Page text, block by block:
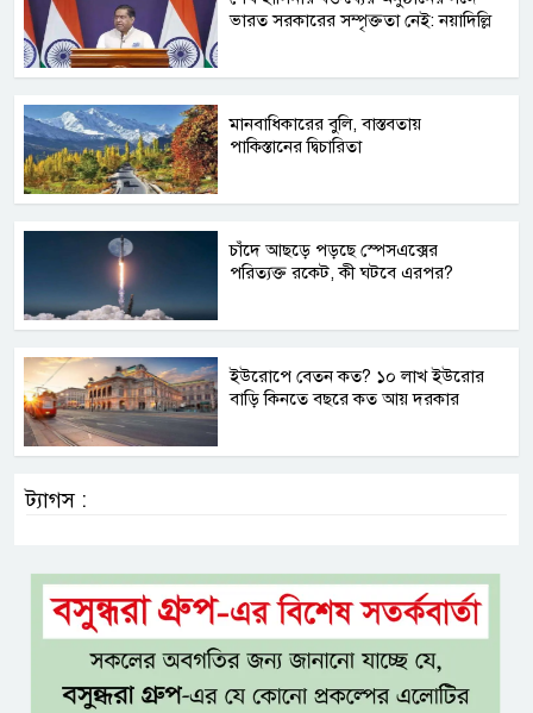
ভারত সরকারের সম্পৃক্ততা নেই: নয়াদিল্লি
মানবাধিকারের বুলি, বাস্তবতায়
পাকিস্তানের দ্বিচারিতা
চাঁদে আছড়ে পড়ছে স্পেসএক্সের
পরিত্যক্ত রকেট, কী ঘটবে এরপর?
ইউরোপে বেতন কত? ১০ লাখ ইউরোর
বাড়ি কিনতে বছরে কত আয় দরকার
ট্যাগস :